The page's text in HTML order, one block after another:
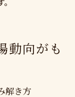
動向がも
解き方